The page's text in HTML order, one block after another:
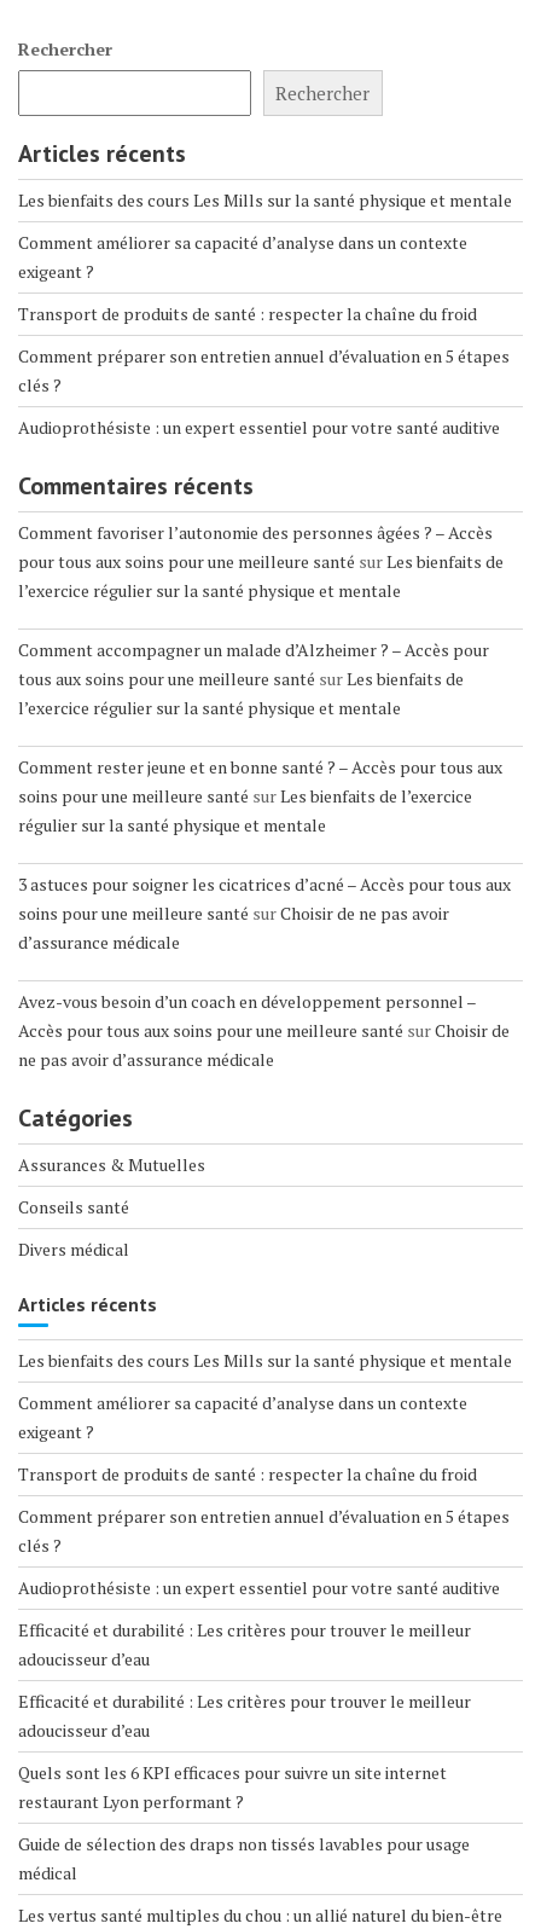
Rechercher
Rechercher
Articles récents
Les bienfaits des cours Les Mills sur la santé physique et mentale
Comment améliorer sa capacité d’analyse dans un contexte
exigeant ?
Transport de produits de santé : respecter la chaîne du froid
Comment préparer son entretien annuel d’évaluation en 5 étapes
clés ?
Audioprothésiste : un expert essentiel pour votre santé auditive
Commentaires récents
Comment favoriser l’autonomie des personnes âgées ? – Accès
pour tous aux soins pour une meilleure santé surLes bienfaits de
l’exercice régulier sur la santé physique et mentale
Comment accompagner un malade d’Alzheimer ? – Accès pour
tous aux soins pour une meilleure santé surLes bienfaits de
l’exercice régulier sur la santé physique et mentale
Comment rester jeune et en bonne santé ? – Accès pour tous aux
soins pour une meilleure santé surLes bienfaits de l’exercice
régulier sur la santé physique et mentale
3 astuces pour soigner les cicatrices d’acné – Accès pour tous aux
soins pour une meilleure santé surChoisir de ne pas avoir
d’assurance médicale
Avez-vous besoin d’un coach en développement personnel –
Accès pour tous aux soins pour une meilleure santé surChoisir de
ne pas avoir d’assurance médicale
Catégories
Assurances & Mutuelles
Conseils santé
Divers médical
Articles récents
Les bienfaits des cours Les Mills sur la santé physique et mentale
Comment améliorer sa capacité d’analyse dans un contexte
exigeant ?
Transport de produits de santé : respecter la chaîne du froid
Comment préparer son entretien annuel d’évaluation en 5 étapes
clés ?
Audioprothésiste : un expert essentiel pour votre santé auditive
Efficacité et durabilité : Les critères pour trouver le meilleur
adoucisseur d’eau
Efficacité et durabilité : Les critères pour trouver le meilleur
adoucisseur d’eau
Quels sont les 6 KPI efficaces pour suivre un site internet
restaurant Lyon performant ?
Guide de sélection des draps non tissés lavables pour usage
médical
Les vertus santé multiples du chou : un allié naturel du bien-être